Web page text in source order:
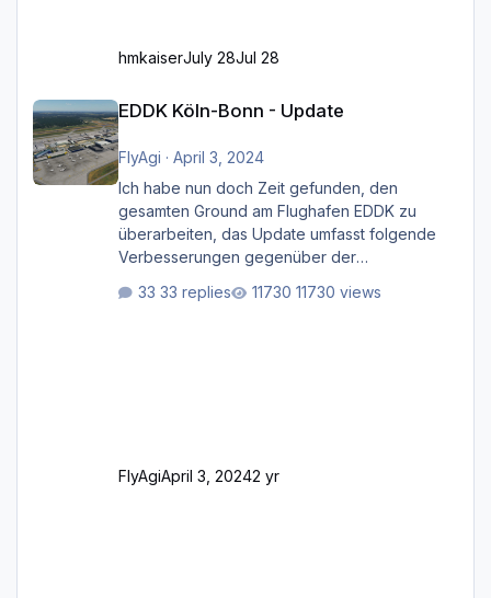
hmkaiserJuly 28Jul 28
EDDK Köln-Bonn - Update
EDDK Köln-Bonn - Update
FlyAgi · April 3, 2024
Ich habe nun doch Zeit gefunden, den
gesamten Ground am Flughafen EDDK zu
überarbeiten, das Update umfasst folgende
Verbesserungen gegenüber der
Bodenmarkierungen (der Flughafen sollte
33 replies 11730 views
FlyAgiApril 3, 20242 yr